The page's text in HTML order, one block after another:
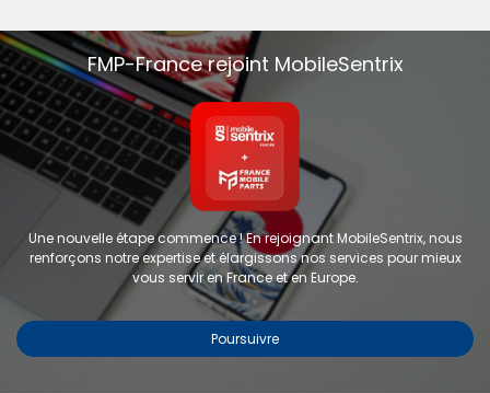
FMP-France rejoint MobileSentrix
Une nouvelle étape commence ! En rejoignant MobileSentrix, nous
renforçons notre expertise et élargissons nos services pour mieux
vous servir en France et en Europe.
Poursuivre